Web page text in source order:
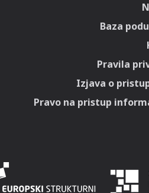
Baza
Pravila
Izjava o
Pravo na pristup